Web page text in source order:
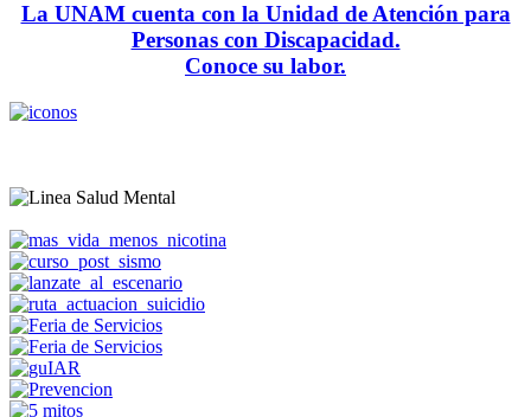
La UNAM cuenta con la Unidad de Atención para
Personas con Discapacidad.
Conoce su labor.